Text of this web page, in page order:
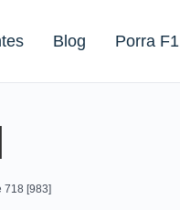
Blog Porra F1
718 [983]